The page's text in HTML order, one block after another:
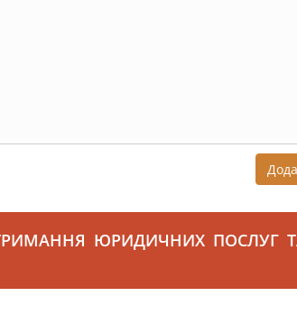
ЮРИДИЧНИХ ПОСЛУГ